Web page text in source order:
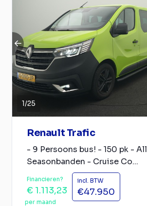
1/25
Renault Trafic
- 9 Persoons bus! - 150 pk - All
Seasonbanden - Cruise Co...
Financieren?
€ 1.113,23
per maand
incl. BTW
€47.950